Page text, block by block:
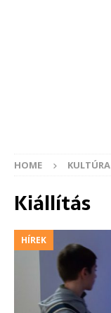
HOME KULTÚRA
Kiállítás
HÍREK